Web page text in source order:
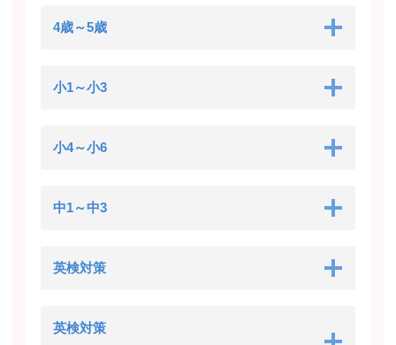
4歳～5歳
小1～小3
小4～小6
中1～中3
英検対策
英検対策